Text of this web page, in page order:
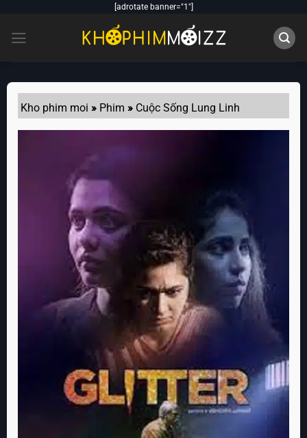
content
[adrotate banner="1"]
Kho phim moi » Phim » Cuộc Sống Lung Linh